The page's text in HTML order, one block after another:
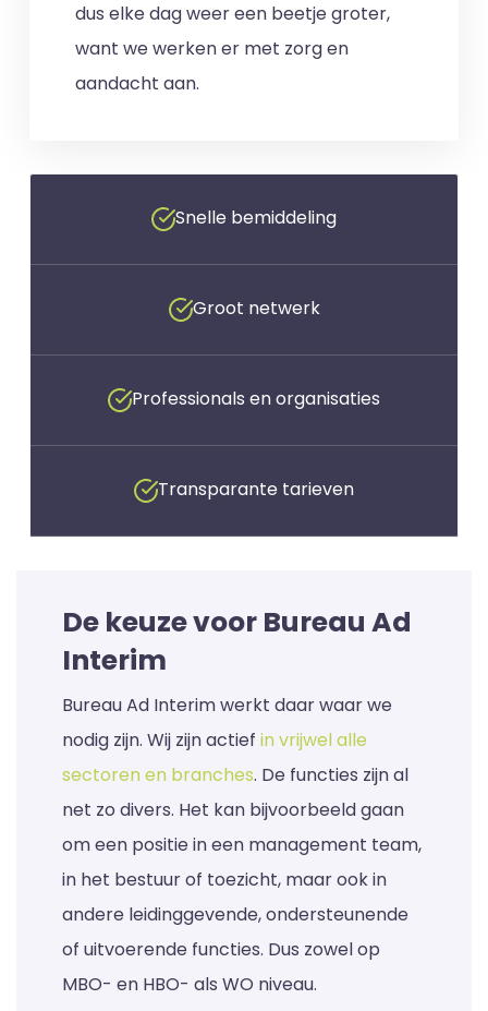
dus elke dag weer een beetje groter,
want we werken er met zorg en
aandacht aan.
Snelle bemiddeling
Groot netwerk
Professionals en organisaties
Transparante tarieven
De keuze voor Bureau Ad
Interim
Bureau Ad Interim werkt daar waar we
nodig zijn. Wij zijn actief in vrijwel alle
sectoren en branches. De functies zijn al
net zo divers. Het kan bijvoorbeeld gaan
om een positie in een management team,
in het bestuur of toezicht, maar ook in
andere leidinggevende, ondersteunende
of uitvoerende functies. Dus zowel op
MBO- en HBO- als WO niveau.